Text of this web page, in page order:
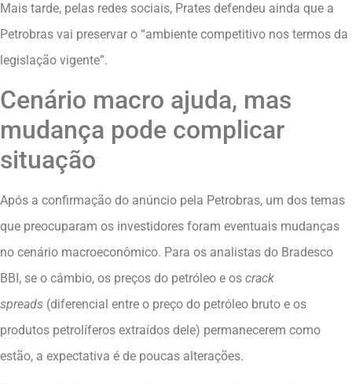
Mais tarde, pelas redes sociais, Prates defendeu ainda que a
Petrobras vai preservar o “ambiente competitivo nos termos da
legislação vigente”.
Cenário macro ajuda, mas
mudança pode complicar
situação
Após a confirmação do anúncio pela Petrobras, um dos temas
que preocuparam os investidores foram eventuais mudanças
no cenário macroeconômico. Para os analistas do Bradesco
BBI, se o câmbio, os preços do petróleo e os crack
spreads (diferencial entre o preço do petróleo bruto e os
produtos petrolíferos extraídos dele) permanecerem como
estão, a expectativa é de poucas alterações.